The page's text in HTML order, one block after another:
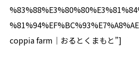
coppia farm｜おるとくまもと”]